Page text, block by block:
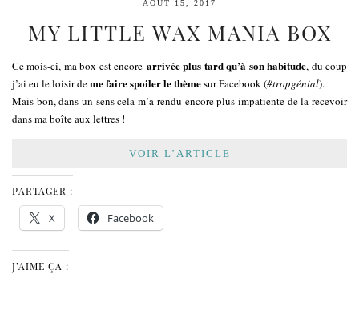
AOÛT 15, 2017
MY LITTLE WAX MANIA BOX
Ce mois-ci, ma box est encore arrivée plus tard qu’à son habitude, du coup
j’ai eu le loisir deme faire spoiler le thèmesur Facebook (#tropgénial).
Mais bon, dans un sens cela m’a rendu encore plus impatiente de la recevoir
dans ma boîte aux lettres !
VOIR L’ARTICLE
PARTAGER :
X Facebook
J’AIME ÇA :